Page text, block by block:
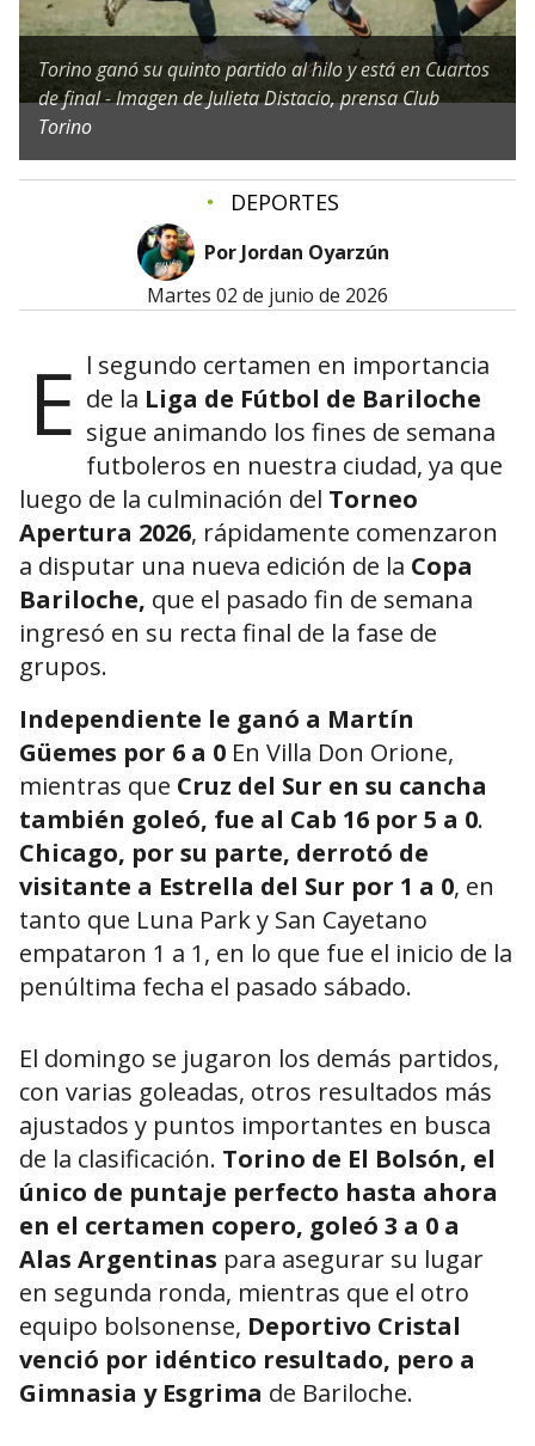
Torino ganó su quinto partido al hilo y está en Cuartos
de final - Imagen de Julieta Distacio, prensa Club
Torino
• DEPORTES
Por Jordan Oyarzún
martes 02 de junio de 2026
E l segundo certamen en importancia
de la Liga de Fútbol de Bariloche
sigue animando los fines de semana
futboleros en nuestra ciudad, ya que
luego de la culminación del Torneo
Apertura 2026, rápidamente comenzaron
a disputar una nueva edición de la Copa
Bariloche, que el pasado fin de semana
ingresó en su recta final de la fase de
grupos.
Independiente le ganó a Martín
Güemes por 6 a 0 En Villa Don Orione,
mientras que Cruz del Sur en su cancha
también goleó, fue al Cab 16 por 5 a 0.
Chicago, por su parte, derrotó de
visitante a Estrella del Sur por 1 a 0, en
tanto que Luna Park y San Cayetano
empataron 1 a 1, en lo que fue el inicio de la
penúltima fecha el pasado sábado.
El domingo se jugaron los demás partidos,
con varias goleadas, otros resultados más
ajustados y puntos importantes en busca
de la clasificación. Torino de El Bolsón, el
único de puntaje perfecto hasta ahora
en el certamen copero, goleó 3 a 0 a
Alas Argentinas para asegurar su lugar
en segunda ronda, mientras que el otro
equipo bolsonense, Deportivo Cristal
venció por idéntico resultado, pero a
Gimnasia y Esgrima de Bariloche.